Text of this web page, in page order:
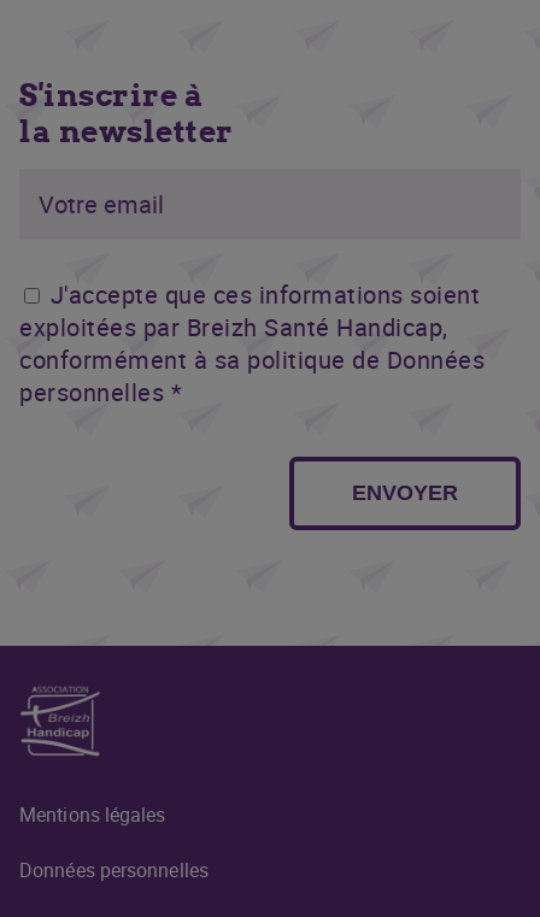
S'inscrire à
la newsletter
J'accepte que ces informations soient
exploitées par Breizh Santé Handicap,
conformément à sa politique de Données
personnelles *
ENVOYER
Mentions légales
Données personnelles